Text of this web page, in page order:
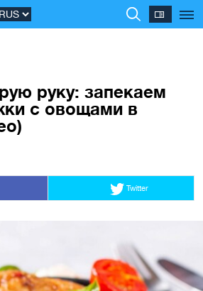
руку: запекаем
с овощами в
Twitter